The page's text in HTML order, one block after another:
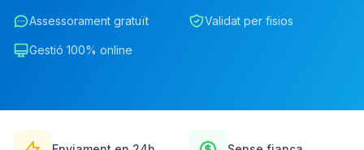
Assessorament gratuït Validat per fisios
Gestió 100% online